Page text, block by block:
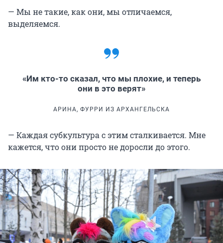
— Мы не такие, как они, мы отличаемся,
выделяемся.
«Им кто-то сказал, что мы плохие, и теперь
они в это верят»
АРИНА, ФУРРИ ИЗ АРХАНГЕЛЬСКА
— Каждая субкультура с этим сталкивается. Мне
кажется, что они просто не доросли до этого.